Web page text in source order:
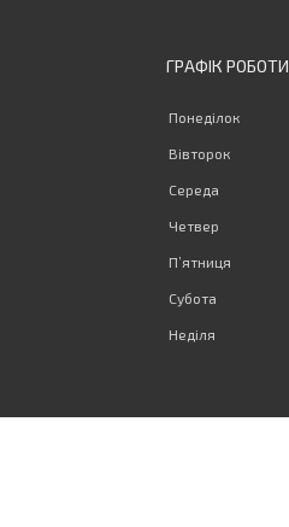
ГРАФІК РОБОТИ
Понеділок
Вівторок
Середа
Четвер
Пʼятниця
Субота
Неділя